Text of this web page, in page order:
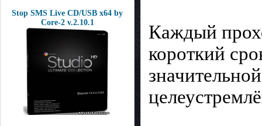
Stop SMS Live CD/USB x64 by
Core-2 v.2.10.1
Каждый
короткий